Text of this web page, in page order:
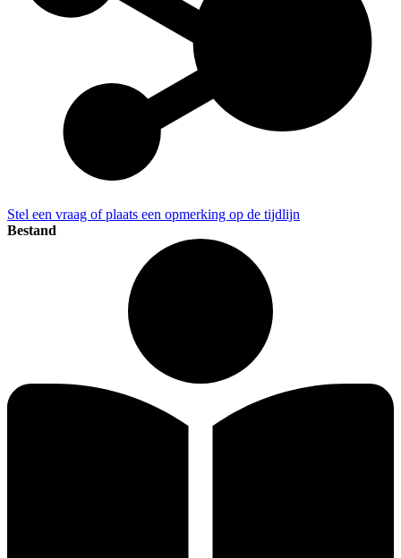
Stel een vraag of plaats een opmerking op de tijdlijn
Bestand